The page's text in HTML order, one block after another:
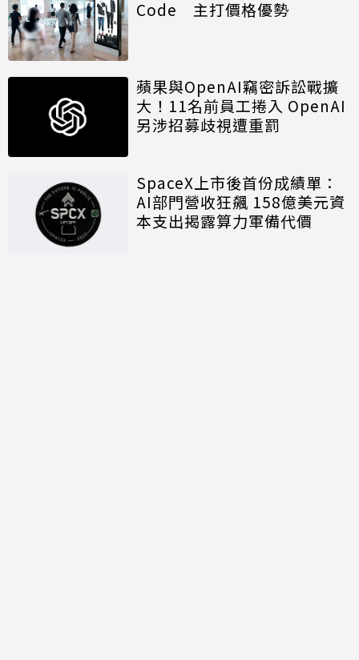
Code 主打價格優勢
蘋果與OpenAI竊密訴訟戰擴
大！11名前員工捲入 OpenAI
另涉招募歧視遭重罰
SpaceX上市後首份成績單：
AI部門營收狂飆 158億美元資
本支出揭露算力軍備代價